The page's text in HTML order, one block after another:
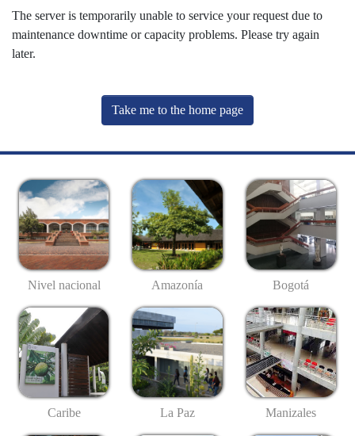
The server is temporarily unable to service your request due to
maintenance downtime or capacity problems. Please try again
later.
Take me to the home page
Nivel nacional Amazonía Bogotá
Caribe La Paz Manizales